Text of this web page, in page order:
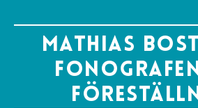
Mathias